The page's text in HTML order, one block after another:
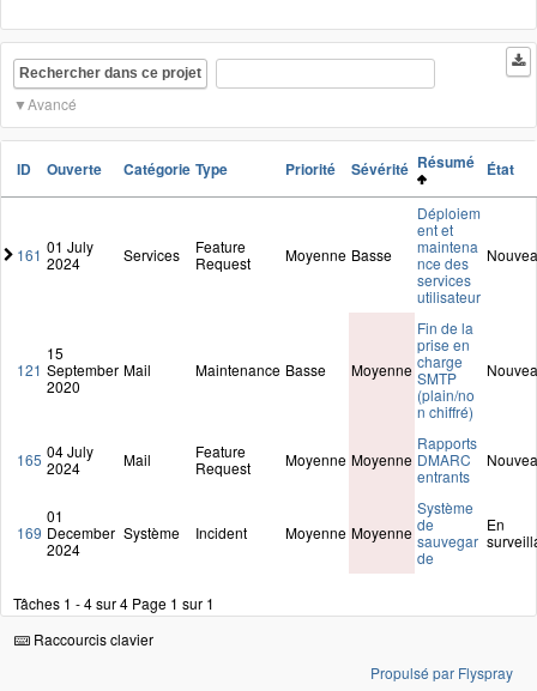
Rechercher dans ce projet
Avancé
ID Ouverte Catégorie Type Priorité Sévérité Résumé État
161 01 July
2024
Services
Feature
Request
Moyenne Basse
Déploiem
ent et
maintena
nce des
services
utilisateur
121
15
September
2020
Mail Maintenance Basse Moyenne
Fin de la
prise en
charge
SMTP
(plain/no
n chiffré)
165 04 July
2024
Mail
Feature
Request
Moyenne Moyenne
Rapports
DMARC
entrants
169
01
December
2024
Système Incident Moyenne Moyenne
Système
de
sauvegar
de
En
Tâches 1 - 4 sur 4 Page 1 sur 1
Raccourcis clavier
Propulsé par Flyspray